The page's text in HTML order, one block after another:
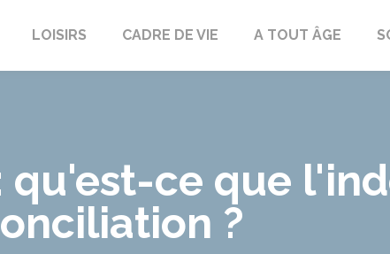
LOISIRS CADRE DE VIE A TOUT ÂGE
qu'est-ce que
?